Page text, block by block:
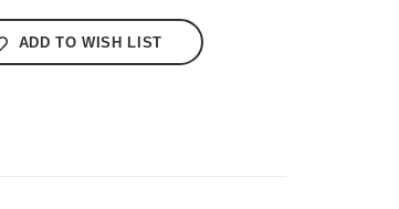
ADD TO WISH LIST